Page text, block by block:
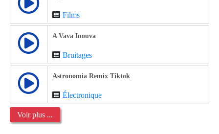
Films
A Vava Inouva
Bruitages
Astronomia Remix Tiktok
Électronique
Voir plus ...